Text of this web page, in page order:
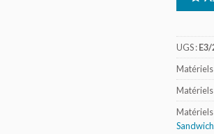
UGS :